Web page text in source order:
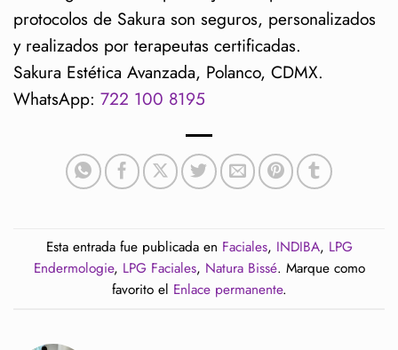
protocolos de Sakura son seguros, personalizados
y realizados por terapeutas certificadas.
Sakura Estética Avanzada, Polanco, CDMX.
WhatsApp: 722 100 8195
Esta entrada fue publicada en Faciales, INDIBA, LPG
Endermologie, LPG Faciales, Natura Bissé. Marque como
favorito el Enlace permanente.